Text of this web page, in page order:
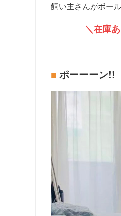
飼い主さんがボー
＼在庫
ポーーーン!!